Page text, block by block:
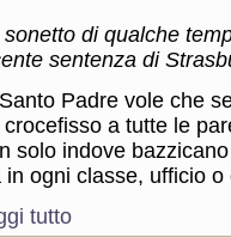
sonetto di qualche
sentenza di
Padre vole che
crocefisso a tutte le
solo indove
in ogni classe, ufficio o
tutto